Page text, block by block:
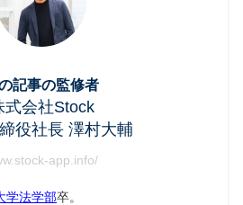
記事の監修者
式会社Stock
役社長 澤村大輔
app.info/
学法学部卒。